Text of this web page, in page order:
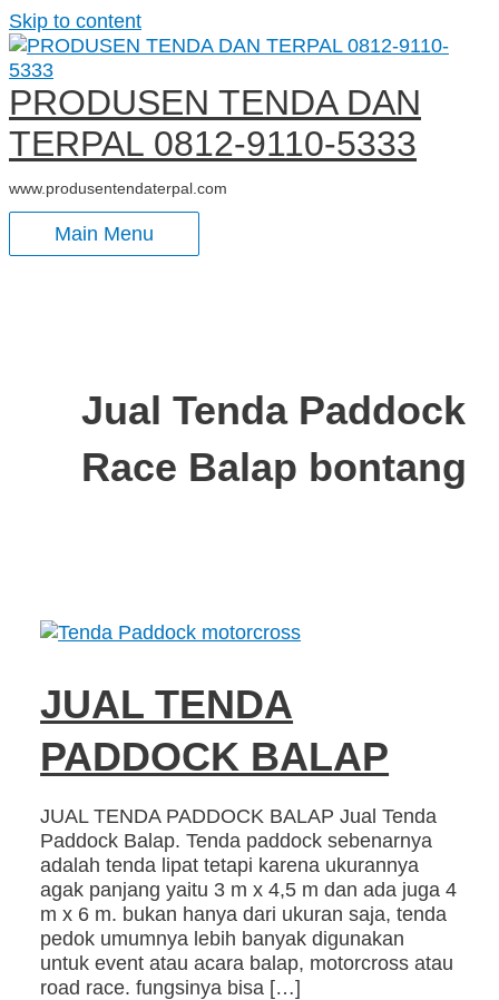
Skip to content
PRODUSEN TENDA DAN
TERPAL 0812-9110-5333
www.produsentendaterpal.com
Main Menu
Jual Tenda Paddock
Race Balap bontang
JUAL TENDA
PADDOCK BALAP
JUAL TENDA PADDOCK BALAP Jual Tenda
Paddock Balap. Tenda paddock sebenarnya
adalah tenda lipat tetapi karena ukurannya
agak panjang yaitu 3 m x 4,5 m dan ada juga 4
m x 6 m. bukan hanya dari ukuran saja, tenda
pedok umumnya lebih banyak digunakan
untuk event atau acara balap, motorcross atau
road race. fungsinya bisa […]